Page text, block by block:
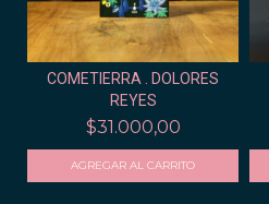
COMETIERRA . DOLORES
REYES
$31.000,00